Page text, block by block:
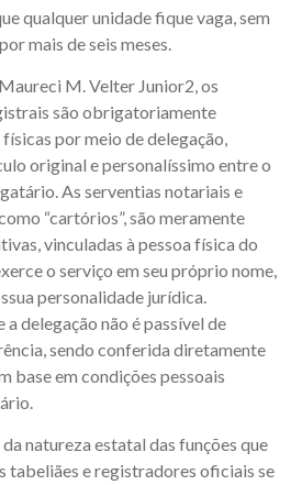
qualquer unidade fique vaga, sem
mais de seis meses.
M. Velter Junior2, os
são obrigatoriamente
por meio de delegação,
original e personalíssimo entre o
As serventias notariais e
“cartórios”, são meramente
vinculadas à pessoa física do
o serviço em seu próprio nome,
personalidade jurídica.
delegação não é passível de
sendo conferida diretamente
base em condições pessoais
natureza estatal das funções que
tabeliães e registradores oficiais se